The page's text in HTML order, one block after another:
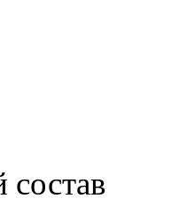
состав